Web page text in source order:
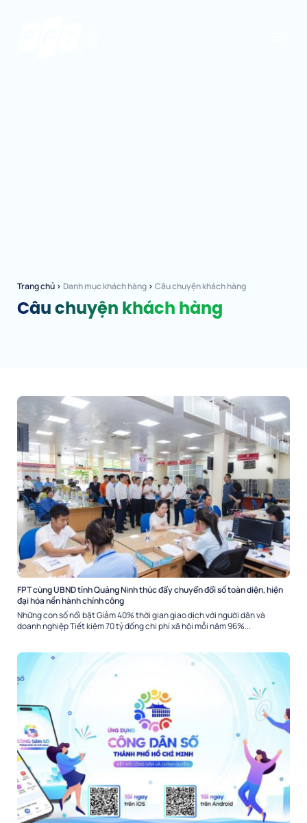
Trang chủ › Danh mục khách hàng › Câu chuyện khách hàng
Câu chuyện khách hàng
FPT cùng UBND tỉnh Quảng Ninh thúc đẩy chuyển đổi số toàn diện, hiện
đại hóa nền hành chính công
Những con số nổi bật Giảm 40% thời gian giao dịch với người dân và
doanh nghiệp Tiết kiệm 70 tỷ đồng chi phí xã hội mỗi năm 96%...